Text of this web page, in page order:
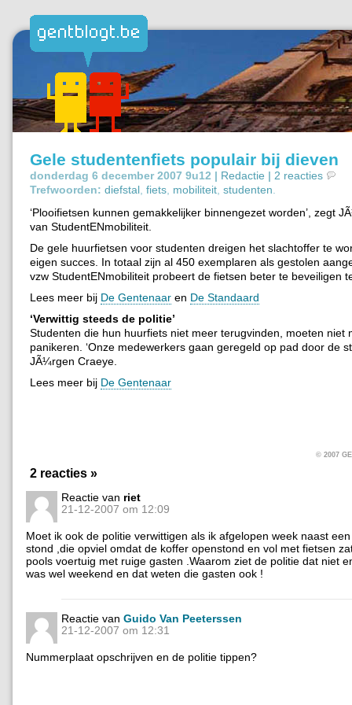
Gele studentenfiets populair bij dieven
donderdag 6 december 2007 9u12 | Redactie | 2 reacties
Trefwoorden: diefstal fiets mobiliteit studenten
‘Plooifietsen kunnen gemakkelijker binnengezet worden’, zegt
van StudentENmobiliteit.
De gele huurfietsen voor studenten dreigen het slachtoffer te
eigen succes. In totaal zijn al 450 exemplaren als gestolen
vzw StudentENmobiliteit probeert de fietsen beter te beveiligen
Lees meer bij De Gentenaar en De Standaard
‘Verwittig steeds de politie’
Studenten die hun huurfiets niet meer terugvinden, moeten niet
panikeren. ‘Onze medewerkers gaan geregeld op pad door de
JÃ¼rgen Craeye.
Lees meer bij De Gentenaar
© 2007
2 reacties »
Reactie van riet
21-12-2007 om 12:09
Moet ik ook de politie verwittigen als ik afgelopen week naast
stond ,die opviel omdat de koffer openstond en vol met fietsen
pools voertuig met ruige gasten .Waarom ziet de politie dat niet
was wel weekend en dat weten die gasten ook !
Reactie van Guido Van Peeterssen
21-12-2007 om 12:31
Nummerplaat opschrijven en de politie tippen?